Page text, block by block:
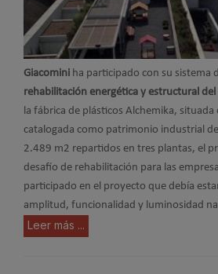
Giacomini ha participado con su sistema
rehabilitación energética y estructural
la fábrica de plásticos Alchemika, situada
catalogada como patrimonio industrial
2.489 m2 repartidos en tres plantas, el
desafío de rehabilitación para las
participado en el proyecto que debía
amplitud, funcionalidad y luminosidad
Leer más ...